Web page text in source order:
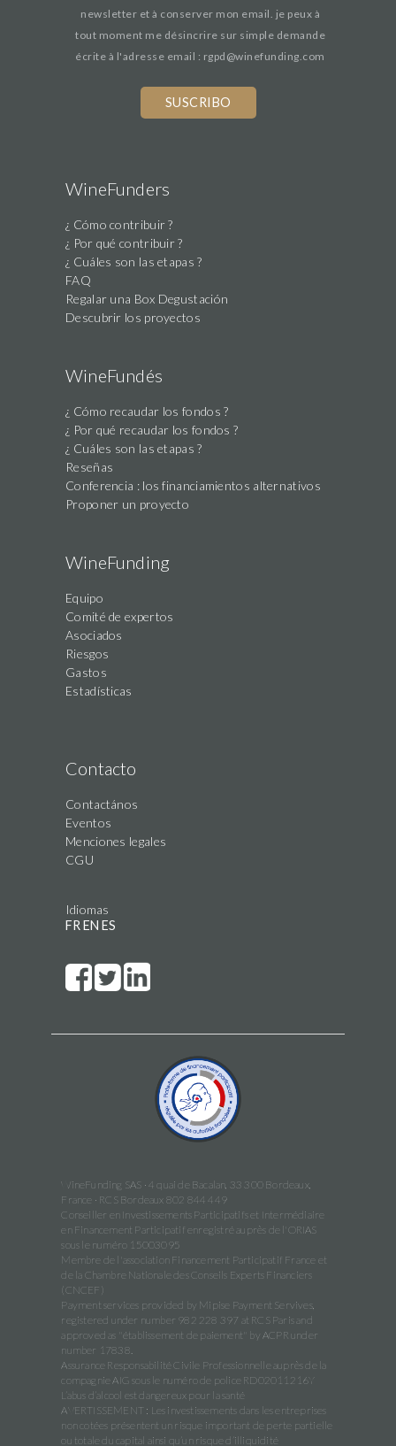
newsletter et à conserver mon email. je peux à
tout moment me désincrire sur simple demande
écrite à l'adresse email : rgpd@winefunding.com
WineFunders
¿ Cómo contribuir ?
¿ Por qué contribuir ?
¿ Cuáles son las etapas ?
FAQ
Regalar una Box Degustación
Descubrir los proyectos
WineFundés
¿ Cómo recaudar los fondos ?
¿ Por qué recaudar los fondos ?
¿ Cuáles son las etapas ?
Reseñas
Conferencia : los financiamientos alternativos
Proponer un proyecto
WineFunding
Equipo
Comité de expertos
Asociados
Riesgos
Gastos
Estadísticas
Contacto
Contactános
Eventos
Menciones legales
CGU
Idiomas
FR EN ES
WineFunding SAS · 4 quai de Bacalan, 33 300 Bordeaux,
France · RCS Bordeaux 802 844 449
Conseiller en Investissements Participatifs et Intermédiaire
en Financement Participatif enregistré auprès de l'ORIAS
sous le numéro 15003095
Membre de l'association Financement Participatif France et
de la Chambre Nationale des Conseils Experts Financiers
(CNCEF)
Payment services provided by Mipise Payment Servives,
registered under number 982 228 397 at RCS Paris and
approved as "établissement de paiement" by ACPR under
number 17838.
Assurance Responsabilité Civile Professionnelle auprès de la
compagnie AIG sous le numéro de police RD02011216Y
L’abus d’alcool est dangereux pour la santé
AVERTISSEMENT : Les investissements dans les entreprises
non cotées présentent un risque important de perte partielle
ou totale du capital ainsi qu’un risque d’illiquidité